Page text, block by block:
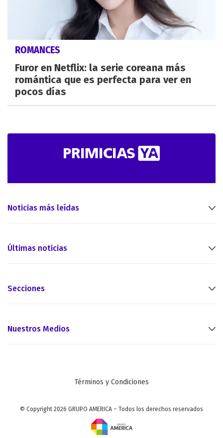
ROMANCES
Furor en Netflix: la serie coreana más
romántica que es perfecta para ver en
pocos días
Noticias más leídas
Últimas noticias
Secciones
Nuestros Medios
Términos y Condiciones
© Copyright 2026 GRUPO AMERICA – Todos los derechos reservados